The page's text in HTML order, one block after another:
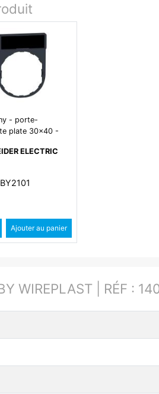
- porte-
plate 30x40 -
ELECTRIC
Quantité
Augmenter quantité
quantité
Ajouter au panier
WIREPLAST | RÉF :